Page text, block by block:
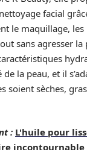
facial
le maquillage,
sans agresser
la peau, et il
soient sèches,
: L'huile pour
incontournable